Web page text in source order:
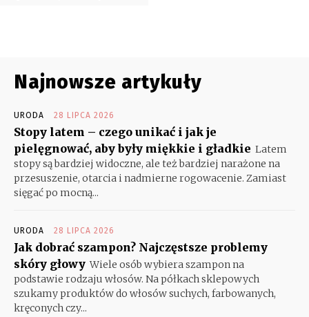
Najnowsze artykuły
URODA 28 LIPCA 2026
Stopy latem – czego unikać i jak je
pielęgnować, aby były miękkie i gładkie Latem
stopy są bardziej widoczne, ale też bardziej narażone na
przesuszenie, otarcia i nadmierne rogowacenie. Zamiast
sięgać po mocną...
URODA 28 LIPCA 2026
Jak dobrać szampon? Najczęstsze problemy
skóry głowy Wiele osób wybiera szampon na
podstawie rodzaju włosów. Na półkach sklepowych
szukamy produktów do włosów suchych, farbowanych,
kręconych czy...